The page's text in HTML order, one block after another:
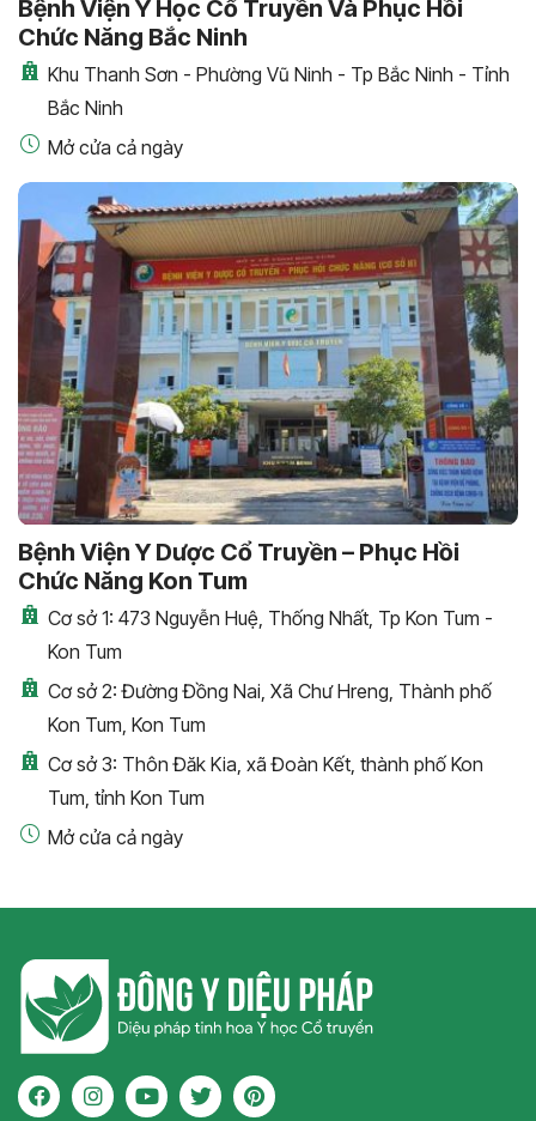
Bệnh Viện Y Học Cổ Truyền Và Phục Hồi
Chức Năng Bắc Ninh
Khu Thanh Sơn - Phường Vũ Ninh - Tp Bắc Ninh - Tỉnh
Bắc Ninh
Mở cửa cả ngày
Bệnh Viện Y Dược Cổ Truyền – Phục Hồi
Chức Năng Kon Tum
Cơ sở 1: 473 Nguyễn Huệ, Thống Nhất, Tp Kon Tum -
Kon Tum
Cơ sở 2: Đường Đồng Nai, Xã Chư Hreng, Thành phố
Kon Tum, Kon Tum
Cơ sở 3: Thôn Đăk Kia, xã Đoàn Kết, thành phố Kon
Tum, tỉnh Kon Tum
Mở cửa cả ngày